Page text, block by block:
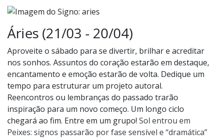
Áries (21/03 - 20/04)
Aproveite o sábado para se divertir, brilhar e acreditar
nos sonhos. Assuntos do coração estarão em destaque,
encantamento e emoção estarão de volta. Dedique um
tempo para estruturar um projeto autoral.
Reencontros ou lembranças do passado trarão
inspiração para um novo começo. Um longo ciclo
chegará ao fim. Entre em um grupo! Sol entrou em
Peixes: signos passarão por fase sensível e “dramática”